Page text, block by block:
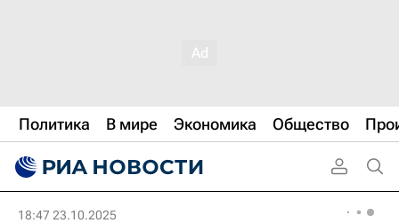
Политика В мире Экономика Общество
18:47 23.10.2025